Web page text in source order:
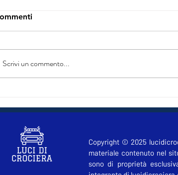
normativo
Scrivi un commento...
Copyright © 2025
materiale contenuto nel
sono di proprietà